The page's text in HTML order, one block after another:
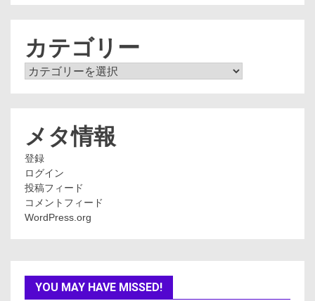
カテゴリー
カ
メタ情報
登録
ログイン
投稿フィード
コメントフィード
WordPress.org
YOU MAY HAVE MISSED!